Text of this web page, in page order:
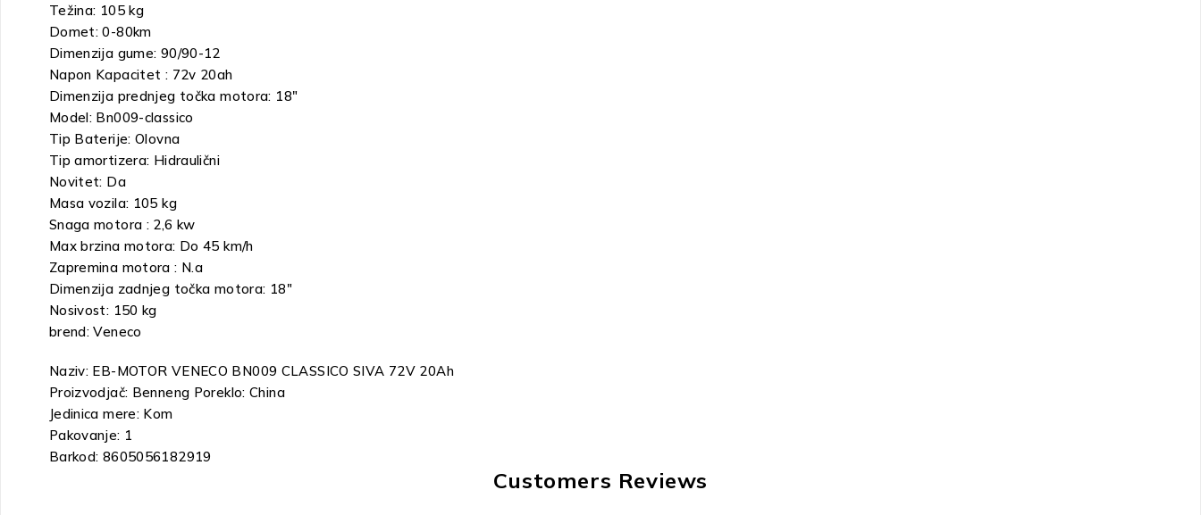
Težina: 105 kg
Domet: 0-80km
Dimenzija gume: 90/90-12
Napon Kapacitet : 72v 20ah
Dimenzija prednjeg točka motora: 18″
Model: Bn009-classico
Tip Baterije: Olovna
Tip amortizera: Hidraulični
Novitet: Da
Masa vozila: 105 kg
Snaga motora : 2,6 kw
Max brzina motora: Do 45 km/h
Zapremina motora : N.a
Dimenzija zadnjeg točka motora: 18″
Nosivost: 150 kg
brend: Veneco
Naziv: EB-MOTOR VENECO BN009 CLASSICO SIVA 72V 20Ah
Proizvodjač: Benneng Poreklo: China
Jedinica mere: Kom
Pakovanje: 1
Barkod: 8605056182919
Customers Reviews